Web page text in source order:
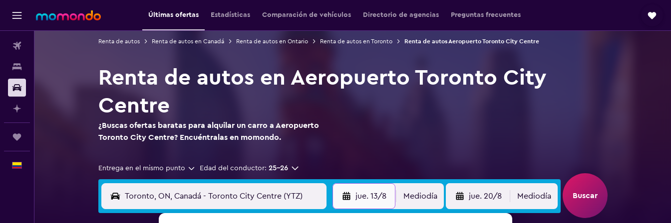
Últimas ofertas Estadísticas Comparación de vehículos Directorio de agencias Preguntas frecuentes
Renta de autos Renta de autos en Canadá Renta de autos en Ontario Renta de autos en Toronto Renta de autos Aeropuerto Toronto City Centre
Renta de autos en Aeropuerto Toronto City
Centre
¿Buscas ofertas baratas para alquilar un carro a Aeropuerto
Toronto City Centre? Encuéntralas en momondo.
Entrega en el mismo punto Edad del conductor: 25-26
jue. 13/8 Mediodía jue. 20/8 Mediodía Buscar